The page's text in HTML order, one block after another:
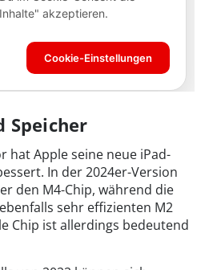
Speicher
hat Apple seine neue iPad-
In der 2024er-Version
den M4-Chip, während die
sehr effizienten M2
Chip ist allerdings bedeutend